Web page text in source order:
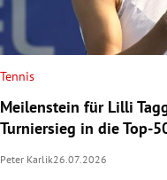
Tennis
Meilenstein für Lilli
Turniersieg in die Top-
Peter Karlik26.07.2026